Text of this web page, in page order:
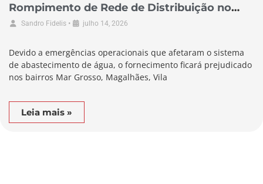
Rompimento de Rede de Distribuição no
Município de Laguna
Sandro Fidelis • julho 14, 2026
Devido a emergências operacionais que afetaram o sistema
de abastecimento de água, o fornecimento ficará prejudicado
nos bairros Mar Grosso, Magalhães, Vila
Leia mais »